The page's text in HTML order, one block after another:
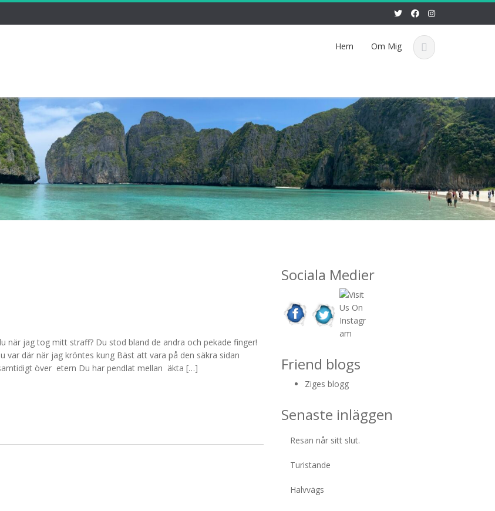
Hem Om Mig
när jag tog mitt straff? Du stod bland de andra och pekade finger!
där när jag kröntes kung Bäst att vara på den säkra sidan
över etern Du har pendlat mellan äkta […]
Sociala Medier
Friend blogs
Ziges blogg
Senaste inläggen
Resan når sitt slut.
Turistande
Halvvägs